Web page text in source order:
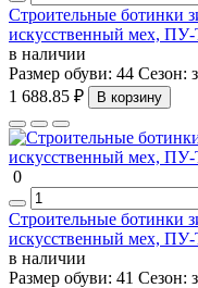
Строительные
искусственный мех,
в наличии
Размер обуви: 44 Сезон:
1 688.85 ₽
В корзину
0
Строительные
искусственный мех, ПУ-
в наличии
Размер обуви: 41 Сезон: